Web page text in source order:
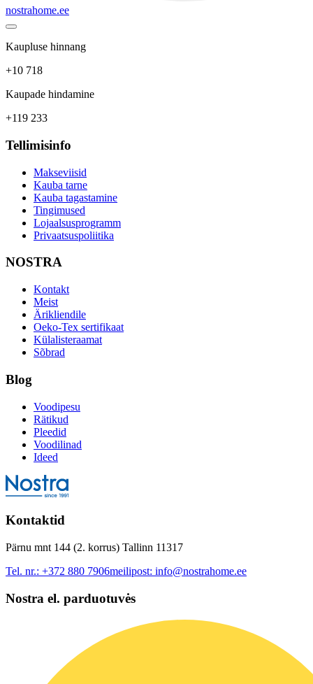
nostrahome.ee
Kaupluse hinnang
+10 718
Kaupade hindamine
+119 233
Tellimisinfo
Makseviisid
Kauba tarne
Kauba tagastamine
Tingimused
Lojaalsusprogramm
Privaatsuspoliitika
NOSTRA
Kontakt
Meist
Ärikliendile
Oeko-Tex sertifikaat
Külalisteraamat
Sõbrad
Blog
Voodipesu
Rätikud
Pleedid
Voodilinad
Ideed
Kontaktid
Pärnu mnt 144 (2. korrus) Tallinn 11317
Tel. nr.: +372 880 7906meilipost: info@nostrahome.ee
Nostra el. parduotuvės